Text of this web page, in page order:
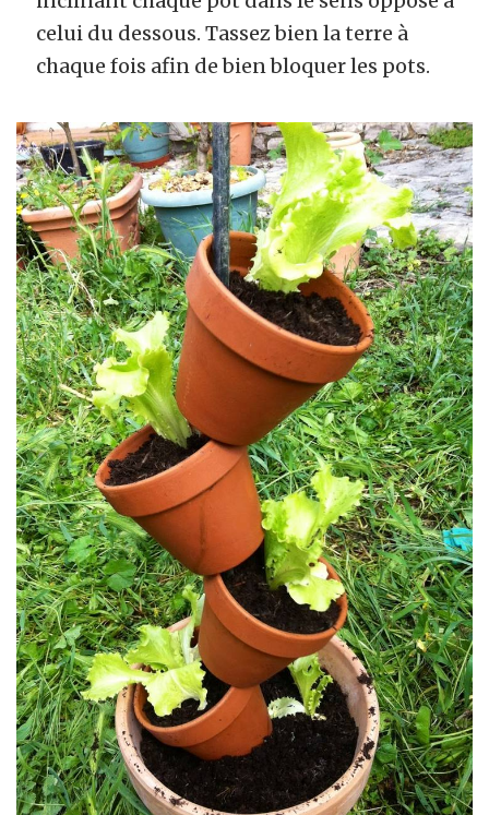
celui du dessous. Tassez bien la terre à
chaque fois afin de bien bloquer les pots.